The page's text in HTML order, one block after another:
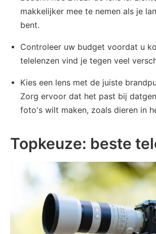
makkelijker mee te nemen als je
bent.
Controleer uw budget voordat u
telelenzen vind je tegen veel
Kies een lens met de juiste
Zorg ervoor dat het past bij
foto's wilt maken, zoals dieren in
Topkeuze: beste